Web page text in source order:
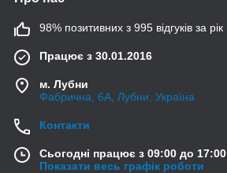
98% позитивних з 995 відгуків за рік
Працює з 30.01.2016
м. Лубни
Фабрична, 6А, Лубни, Україна
Контакти
Сьогодні працює з 09:00 до 17:00
Показати весь графік роботи